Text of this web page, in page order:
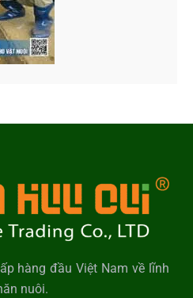
hàng đầu Việt Nam về lĩnh
nuôi.